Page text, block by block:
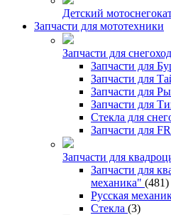
Детский
Запчасти для мототехники
Запчасти для
Запчасти для
Запчасти для
Запчасти для
Запчасти для
Стекла для
Запчасти для
Запчасти для
Запчасти для
механика" (481)
Русская
Стекла (3)